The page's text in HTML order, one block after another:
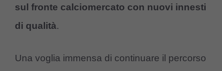
sul fronte calciomercato con nuovi innesti
di qualità.
Una voglia immensa di continuare il percorso